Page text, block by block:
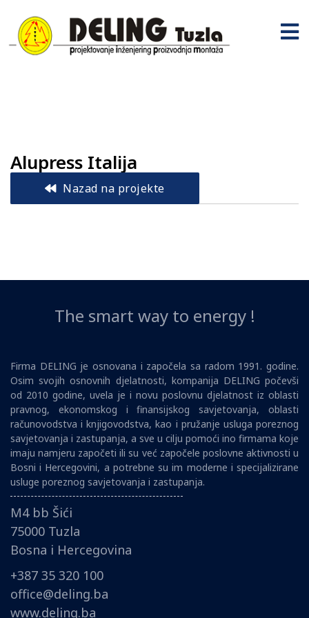
Alupress Italija
Nazad na projekte
The smart way to energy !
Firma DELING je osnovana i započela sa radom 1991. godine.
Osim svojih osnovnih djelatnosti, kompanija DELING počevši
od 2010 godine, uvela je i novu poslovnu djelatnost iz oblasti
pravnog, ekonomskog i finansijskog savjetovanja, oblasti
računovodstva i knjigovodstva, kao i pružanje usluga poreznog
savjetovanja i zastupanja, a sve u cilju pomoći ino firmama koje
imaju namjeru započeti ili su već započele poslovne aktivnosti u
Bosni i Hercegovini, a potrebne su im moderne i specijalizirane
usluge poreznog savjetovanja i zastupanja.
M4 bb Šići
75000 Tuzla
Bosna i Hercegovina
+387 35 320 100
office@deling.ba
www.deling.ba